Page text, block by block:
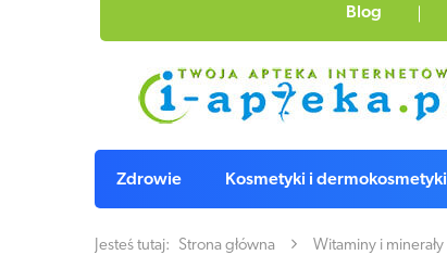
Blog
Zdrowie Kosmetyki i dermokosmetyki
Jesteś tutaj: Strona główna Witaminy i minerały